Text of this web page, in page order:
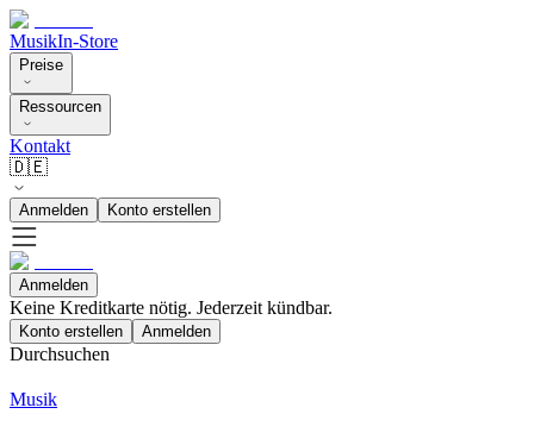
MusikIn-Store
Preise
Ressourcen
Kontakt
🇩🇪
Anmelden Konto erstellen
Anmelden
Keine Kreditkarte nötig. Jederzeit kündbar.
Konto erstellen Anmelden
Durchsuchen
Musik